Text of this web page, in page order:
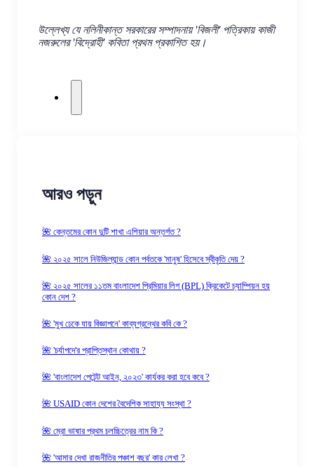
উল্লেখ্য যে নলিনীকান্ত সরকারের সম্পাদনায় 'বিজলী' পত্রিকায় কাজী
নজরুলের 'বিদ্রোহী' কবিতা প্রথম প্রকাশিত হয়।
আরও পড়ুন
🌺 কেন্তমের কোন দুটি শাখা এশিয়ার অন্তর্গত ?
🌺 ২০২৫ সালে নিউজিল্যান্ড কোন পর্বতকে 'মানুষ' হিসেবে স্বীকৃতি দেয় ?
🌺 ২০২৫ সালের ১১তম বাংলাদেশ প্রিমিয়ার লিগ (BPL) ক্রিকেটে চ্যাম্পিয়ন হয়
কোন দেশ ?
🌺 'মুখ ঢেকে যায় বিজ্ঞাপনে' কাব্যগ্রন্থের কবি কে ?
🌺 'চর্যাপদে'র প্রাপ্তিস্থান কোথায় ?
🌺 'বাংলাদেশ পেটেন্ট আইন, ২০২৩' কার্যকর করা হবে কবে ?
🌺 USAID কোন দেশের বৈদেশিক সাহায্য সংস্থা ?
🌺 ম্রো ভাষার প্রথম চলচ্চিত্রের নাম কি ?
🌺 'আমার দেখা রাজনীতির পঞ্চাশ বছর' কার লেখা ?